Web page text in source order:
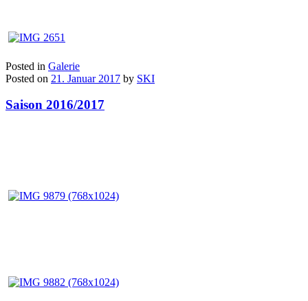
Posted in Galerie
Posted on 21. Januar 2017 by SKI
Saison 2016/2017